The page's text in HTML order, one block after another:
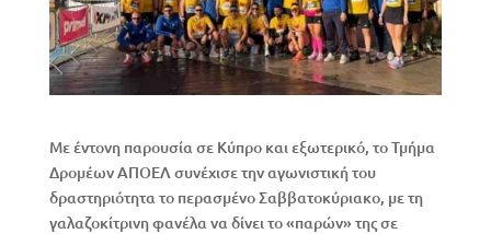
Με έντονη παρουσία σε Κύπρο και εξωτερικό, το Τμήμα
Δρομέων ΑΠΟΕΛ συνέχισε την αγωνιστική του
δραστηριότητα το περασμένο Σαββατοκύριακο, με τη
γαλαζοκίτρινη φανέλα να δίνει το «παρών» της σε